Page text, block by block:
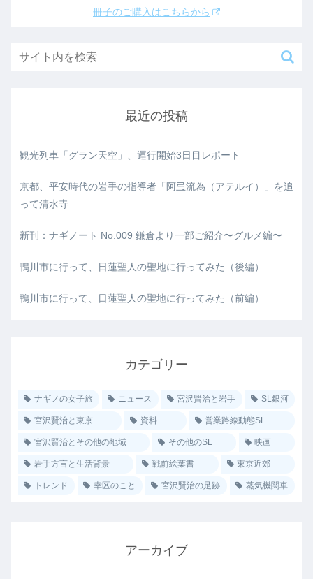
冊子のご購入はこちらから
最近の投稿
観光列車「グラン天空」、運行開始3日目レポート
京都、平安時代の岩手の指導者「阿弖流為（アテルイ）」を追
って清水寺
新刊：ナギノート No.009 鎌倉より一部ご紹介〜グルメ編〜
鴨川市に行って、日蓮聖人の聖地に行ってみた（後編）
鴨川市に行って、日蓮聖人の聖地に行ってみた（前編）
カテゴリー
ナギノの女子旅 ニュース 宮沢賢治と岩手 SL銀河
宮沢賢治と東京 資料 営業路線動態SL
宮沢賢治とその他の地域 その他のSL 映画
岩手方言と生活背景 戦前絵葉書 東京近郊
トレンド 幸区のこと 宮沢賢治の足跡 蒸気機関車
アーカイブ